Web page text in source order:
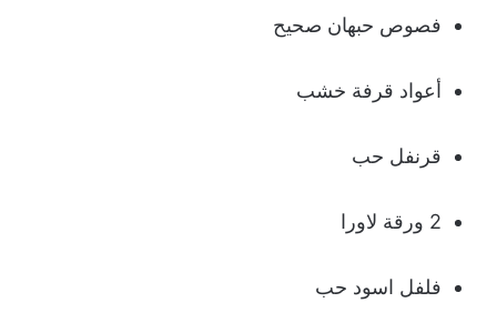
فصوص حبهان صحيح
أعواد قرفة خشب
قرنفل حب
2 ورقة لاورا
فلفل اسود حب